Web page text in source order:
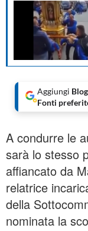
Aggiungi
Fonti
A condurre le
sarà lo stesso
affiancato da
relatrice
della
nominata la